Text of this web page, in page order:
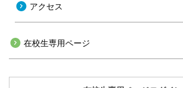
アクセス
在校生専用ページ